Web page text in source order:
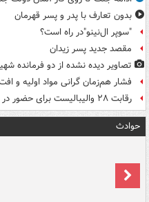
بدون تعارف با پدر و پسر قهرمان
"سوپر ال‌نینو"در راه است؟
مقصد جدید پسر زیدان
تصاویر دیده‌ نشده از دو فرمانده
فشار هم‌زمان گرانی مواد اولیه و
رقابت ۲۸ والیبالیست برای حضور در فهرست نهایی تیم ملی
حوادث